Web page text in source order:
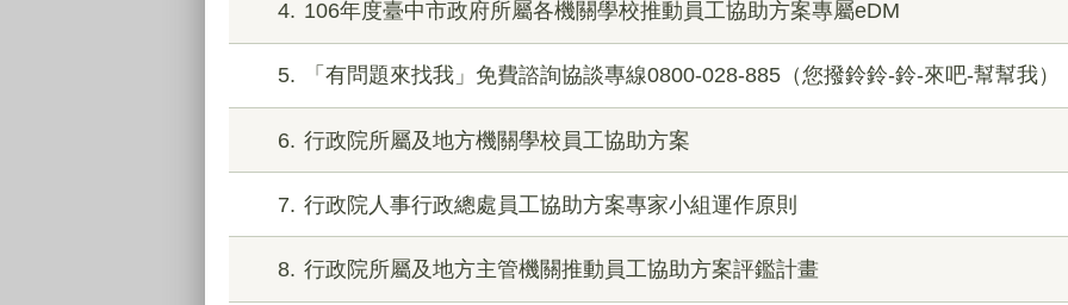
4 106年度臺中市政府所屬各機關學校推動員工協助方案專屬eDM
5 「有問題來找我」免費諮詢協談專線0800-028-885（您撥鈴鈴-鈴-來吧-幫幫我）
6 行政院所屬及地方機關學校員工協助方案
7 行政院人事行政總處員工協助方案專家小組運作原則
8 行政院所屬及地方主管機關推動員工協助方案評鑑計畫